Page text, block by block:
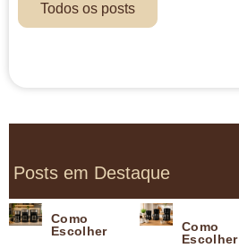
Todos os posts
Posts em Destaque
Como
Escolher
Como
Escolher